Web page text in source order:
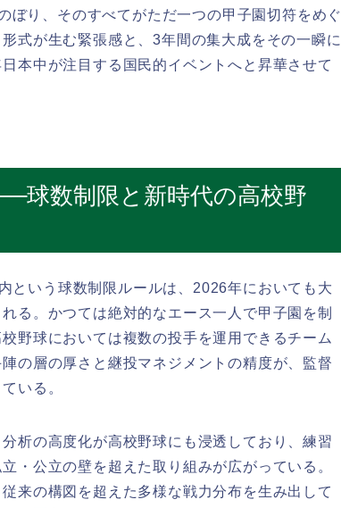
ぼり、そのすべてがただ一つの甲子園切符をめぐ
式が生む緊張感と、3年間の集大成をその一瞬に
本中が注目する国民的イベントへと昇華させて
球数制限と新時代の高校野
という球数制限ルールは、2026年においても大
る。かつては絶対的なエース一人で甲子園を制
野球においては複数の投手を運用できるチーム
の層の厚さと継投マネジメントの精度が、監督
いる。
析の高度化が高校野球にも浸透しており、練習
・公立の壁を超えた取り組みが広がっている。
来の構図を超えた多様な戦力分布を生み出して